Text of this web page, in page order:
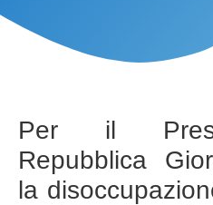
Per il
Repubblica
la